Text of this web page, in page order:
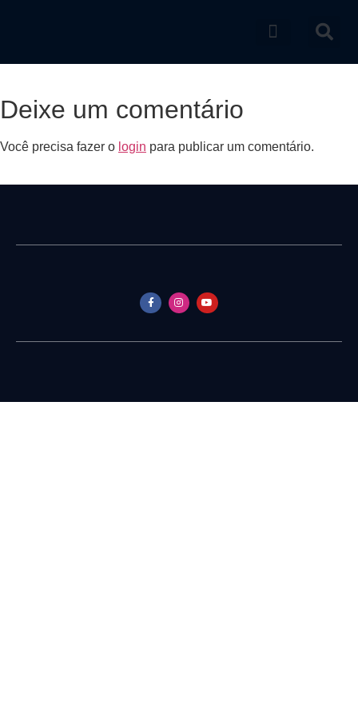
Deixe um comentário
Você precisa fazer o login para publicar um comentário.